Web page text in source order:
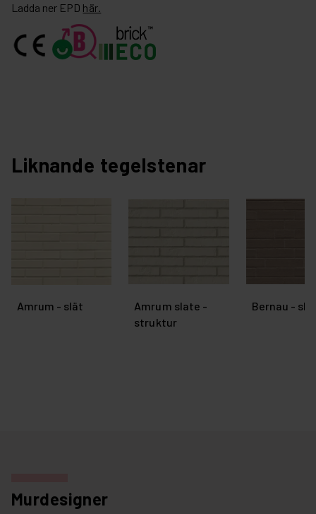
Ladda ner EPD här.
Liknande tegelstenar
Amrum - slät
Amrum slate -
struktur
Bernau -
Murdesigner